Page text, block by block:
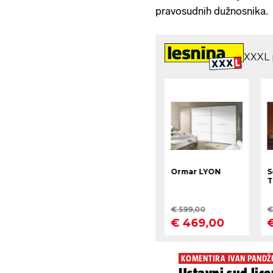
pravosudnih dužnosnika.
KOMENTIRA IVAN